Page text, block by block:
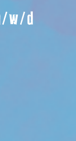
w/d